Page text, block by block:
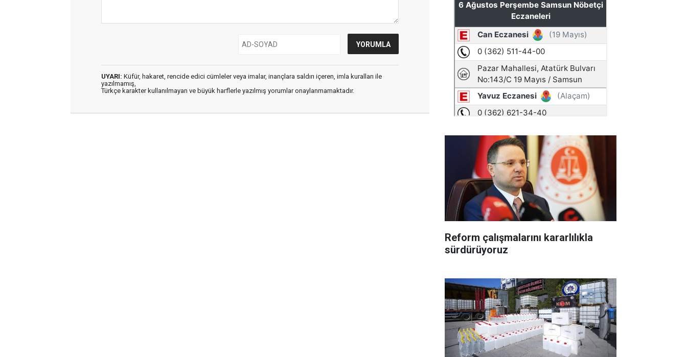
UYARI: Küfür, hakaret, rencide edici cümleler veya imalar, inançlara saldırı içeren, imla kuralları ile
yazılmamış,
Türkçe karakter kullanılmayan ve büyük harflerle yazılmış yorumlar onaylanmamaktadır.
Reform çalışmalarını kararlılıkla
sürdürüyoruz